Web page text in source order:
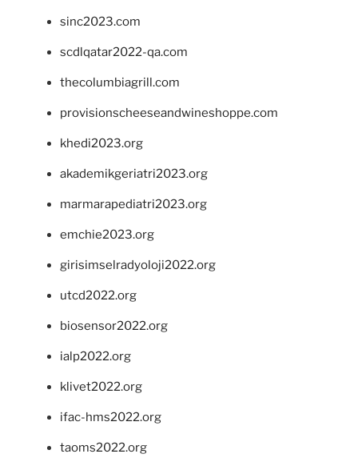
sinc2023.com
scdlqatar2022-qa.com
thecolumbiagrill.com
provisionscheeseandwineshoppe.com
khedi2023.org
akademikgeriatri2023.org
marmarapediatri2023.org
emchie2023.org
girisimselradyoloji2022.org
utcd2022.org
biosensor2022.org
ialp2022.org
klivet2022.org
ifac-hms2022.org
taoms2022.org